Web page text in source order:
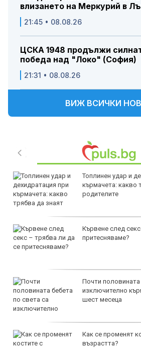
влизането на Меркурий в
21:45 • 08.08.26
ЦСКА 1948 продължи
победа над "Локо" (София)
21:31 • 08.08.26
ВИЖ ВСИЧКИ
Топлинен удар и
кърмачета: какво
родителите
Кървене след
притесняваме?
Почти половината
изключително
шест месеца
Как се променят
възрастта?